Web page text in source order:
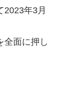
年3月
全面に押し